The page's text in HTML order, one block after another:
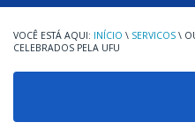
INÍCIO \ SERVICOS \
CELEBRADOS PELA UFU